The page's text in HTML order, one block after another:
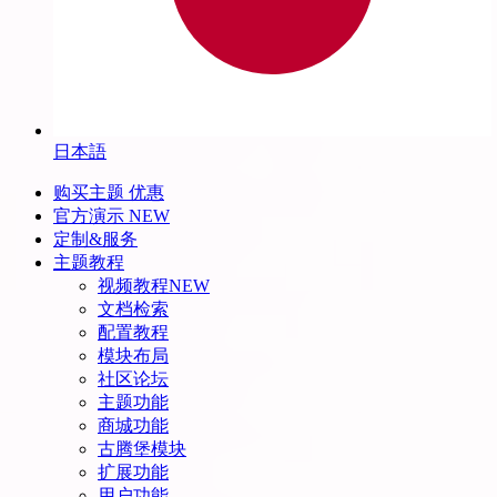
日本語
购买主题 优惠
官方演示 NEW
定制&服务
主题教程
视频教程NEW
文档检索
配置教程
模块布局
社区论坛
主题功能
商城功能
古腾堡模块
扩展功能